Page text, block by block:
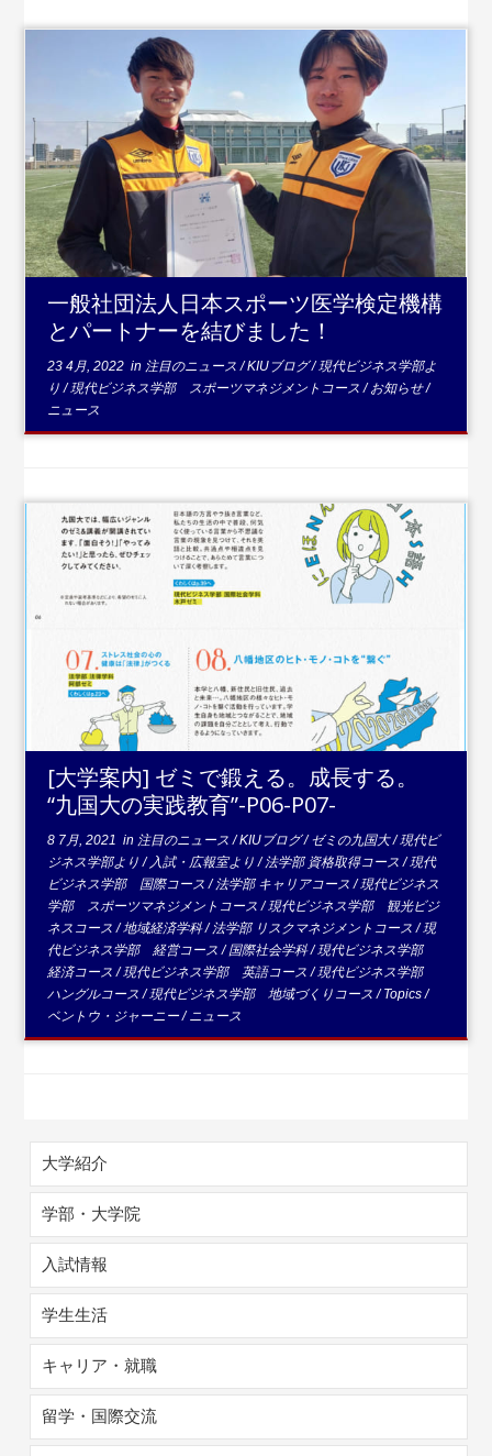
...続きを読む
一般社団法人日本スポーツ医学検定機構
とパートナーを結びました！
23 4月, 2022 in 注目のニュース/KIUブログ/現代ビジネス学部よ
り/現代ビジネス学部 スポーツマネジメントコース/お知らせ/
ニュース
...続きを読む
[大学案内] ゼミで鍛える。成長する。
“九国大の実践教育”-P06-P07-
8 7月, 2021 in 注目のニュース/KIUブログ/ゼミの九国大/現代ビ
ジネス学部より/ 入試・広報室より/法学部 資格取得コース/現代
ビジネス学部 国際コース/法学部 キャリアコース/現代ビジネス
学部 スポーツマネジメントコース/現代ビジネス学部 観光ビジ
ネスコース/地域経済学科/法学部 リスクマネジメントコース/現
代ビジネス学部 経営コース/国際社会学科/現代ビジネス学部
経済コース/現代ビジネス学部 英語コース/現代ビジネス学部
ハングルコース/現代ビジネス学部 地域づくりコース/Topics/
ベントウ・ジャーニー/ニュース
大学紹介
学部・大学院
入試情報
学生生活
キャリア・就職
留学・国際交流